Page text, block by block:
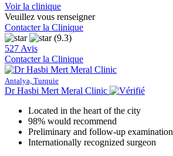
Voir la clinique
Veuillez vous renseigner
Contacter la Clinique
(9.3)
527 Avis
Contacter la Clinique
Antalya, Turquie
Dr Hasbi Mert Meral Clinic
Located in the heart of the city
98% would recommend
Preliminary and follow-up examination
Internationally recognized surgeon